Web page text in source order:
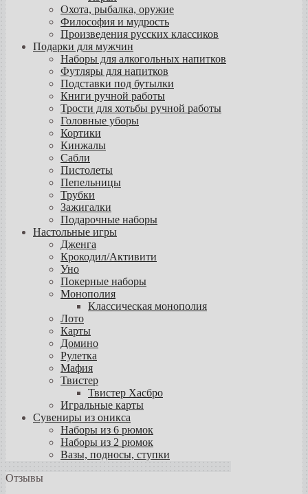
Охота, рыбалка, оружие
Философия и мудрость
Произведения русских классиков
Подарки для мужчин
Наборы для алкогольных напитков
Футляры для напитков
Подставки под бутылки
Книги ручной работы
Трости для хотьбы ручной работы
Головные уборы
Кортики
Кинжалы
Сабли
Пистолеты
Пепельницы
Трубки
Зажигалки
Подарочные наборы
Настольные игры
Дженга
Крокодил/Активити
Уно
Покерные наборы
Монополия
Классическая монополия
Лото
Карты
Домино
Рулетка
Мафия
Твистер
Твистер Хасбро
Игральные карты
Сувениры из оникса
Наборы из 6 рюмок
Наборы из 2 рюмок
Вазы, подносы, ступки
Отзывы